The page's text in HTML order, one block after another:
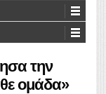
την
ομάδα»